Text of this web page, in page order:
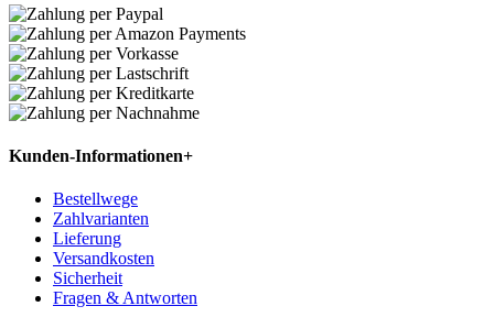
Kunden-Informationen+
Bestellwege
Zahlvarianten
Lieferung
Versandkosten
Sicherheit
Fragen & Antworten